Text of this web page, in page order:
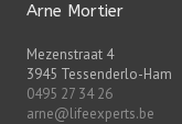
Arne Mortier
Mezenstraat 4
3945 Tessenderlo-Ham
0495 27 34 26
arne@lifeexperts.be